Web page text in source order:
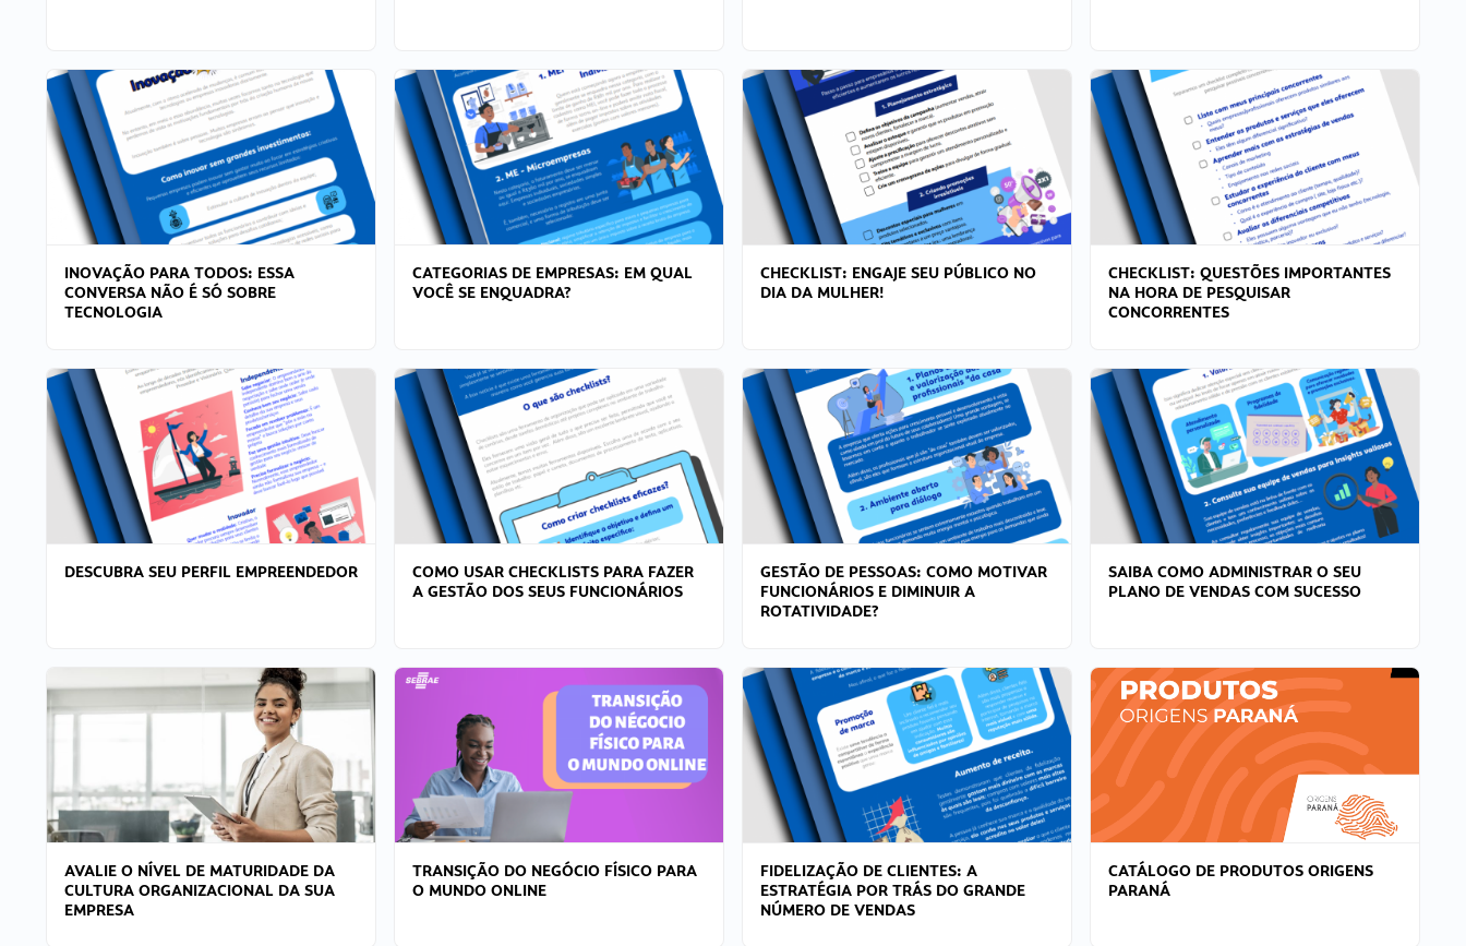
INOVAÇÃO PARA TODOS: ESSA
CONVERSA NÃO É SÓ SOBRE
TECNOLOGIA
CATEGORIAS DE EMPRESAS: EM QUAL
VOCÊ SE ENQUADRA?
CHECKLIST: ENGAJE SEU PÚBLICO NO
DIA DA MULHER!
CHECKLIST: QUESTÕES IMPORTANTES
NA HORA DE PESQUISAR
CONCORRENTES
DESCUBRA SEU PERFIL EMPREENDEDOR
COMO USAR CHECKLISTS PARA FAZER
A GESTÃO DOS SEUS FUNCIONÁRIOS
GESTÃO DE PESSOAS: COMO MOTIVAR
FUNCIONÁRIOS E DIMINUIR A
ROTATIVIDADE?
SAIBA COMO ADMINISTRAR O SEU
PLANO DE VENDAS COM SUCESSO
AVALIE O NÍVEL DE MATURIDADE DA
CULTURA ORGANIZACIONAL DA SUA
EMPRESA
TRANSIÇÃO DO NEGÓCIO FÍSICO PARA
O MUNDO ONLINE
FIDELIZAÇÃO DE CLIENTES: A
ESTRATÉGIA POR TRÁS DO GRANDE
NÚMERO DE VENDAS
CATÁLOGO DE PRODUTOS ORIGENS
PARANÁ